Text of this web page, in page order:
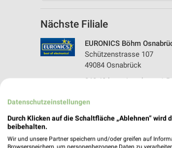
Nächste Filiale
EURONICS Böhm
Schützenstrasse 107
49084 Osnabrück
362,40 km • Angebote: 1
Angebote-Kalender für
Datenschutzeinstellungen
Durch Klicken auf die Schaltfläche „Ablehnen“
beibehalten.
Wir und unsere Partner speichern und/oder greifen auf